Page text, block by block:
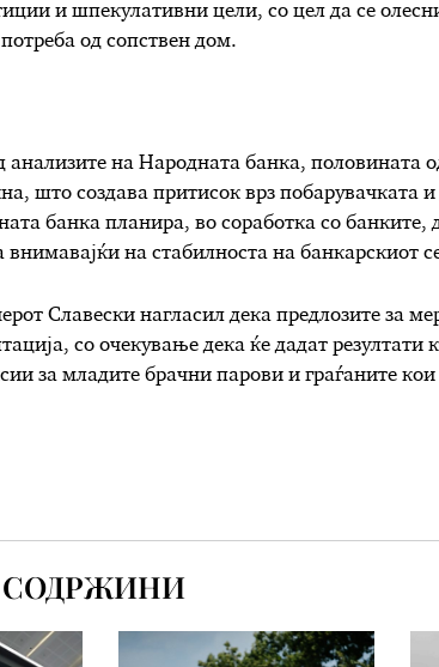
и шпекулативни цели, со цел да се
од сопствен дом.
анализите на Народната банка, половината
што создава притисок врз побарувачката
банка планира, во соработка со
внимавајќи на стабилноста на банкарскиот
Славески нагласил дека предлозите за
со очекување дека ќе дадат
за младите брачни парови и граѓаните
СОДРЖИНИ